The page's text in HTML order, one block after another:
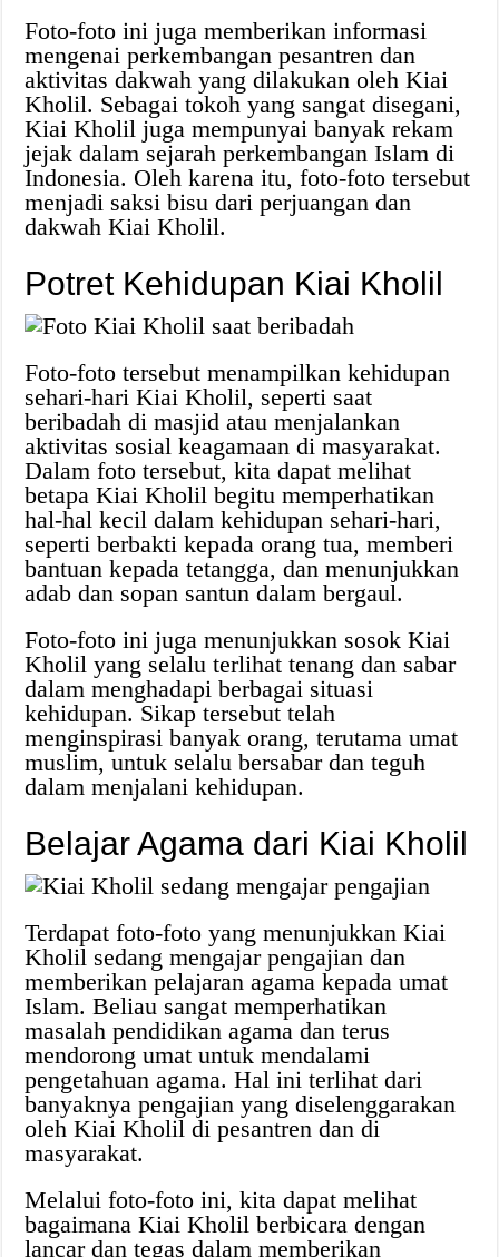
Foto-foto ini juga memberikan informasi
mengenai perkembangan pesantren dan
aktivitas dakwah yang dilakukan oleh Kiai
Kholil. Sebagai tokoh yang sangat disegani,
Kiai Kholil juga mempunyai banyak rekam
jejak dalam sejarah perkembangan Islam di
Indonesia. Oleh karena itu, foto-foto tersebut
menjadi saksi bisu dari perjuangan dan
dakwah Kiai Kholil.
Potret Kehidupan Kiai Kholil
Foto-foto tersebut menampilkan kehidupan
sehari-hari Kiai Kholil, seperti saat
beribadah di masjid atau menjalankan
aktivitas sosial keagamaan di masyarakat.
Dalam foto tersebut, kita dapat melihat
betapa Kiai Kholil begitu memperhatikan
hal-hal kecil dalam kehidupan sehari-hari,
seperti berbakti kepada orang tua, memberi
bantuan kepada tetangga, dan menunjukkan
adab dan sopan santun dalam bergaul.
Foto-foto ini juga menunjukkan sosok Kiai
Kholil yang selalu terlihat tenang dan sabar
dalam menghadapi berbagai situasi
kehidupan. Sikap tersebut telah
menginspirasi banyak orang, terutama umat
muslim, untuk selalu bersabar dan teguh
dalam menjalani kehidupan.
Belajar Agama dari Kiai Kholil
Terdapat foto-foto yang menunjukkan Kiai
Kholil sedang mengajar pengajian dan
memberikan pelajaran agama kepada umat
Islam. Beliau sangat memperhatikan
masalah pendidikan agama dan terus
mendorong umat untuk mendalami
pengetahuan agama. Hal ini terlihat dari
banyaknya pengajian yang diselenggarakan
oleh Kiai Kholil di pesantren dan di
masyarakat.
Melalui foto-foto ini, kita dapat melihat
bagaimana Kiai Kholil berbicara dengan
lancar dan tegas dalam memberikan